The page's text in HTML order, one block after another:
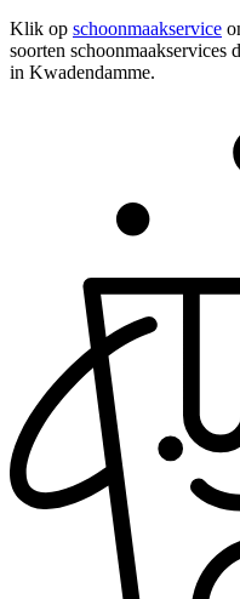
Klik op schoonmaakservice
soorten
in Kwadendamme.